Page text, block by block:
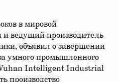
в мировой
и ведущий производитель
объявил о завершении
умного промышленного
Intelligent Industrial
производство